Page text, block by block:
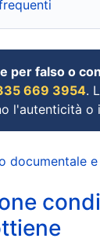
per falso o
669 3954.
l'autenticità o
documentale